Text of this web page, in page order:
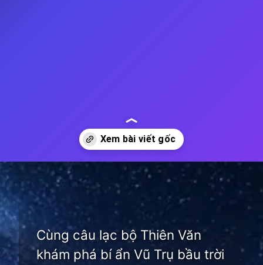
Đang mở
Cùng câu lạc bộ Thiên Văn
khám phá bí ẩn Vũ Trụ bầu trời